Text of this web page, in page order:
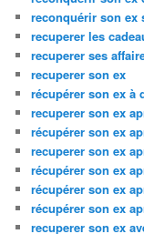
reconquérir son ex
recuperer les
recuperer ses
recuperer son ex
récupérer son ex à
recuperer son ex
récupérer son ex
recuperer son ex
récupérer son ex
récupérer son ex
récupérer son ex
recuperer son ex